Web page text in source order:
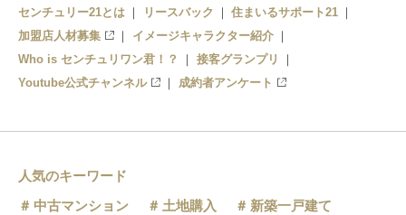
センチュリー21とは
リースバック
住まいるサポート21
加盟店人材募集
イメージキャラクター紹介
Who is センチュリワン君！？
接客グランプリ
Youtube公式チャンネル
成約者アンケート
人気のキーワード
中古マンション
土地購入
新築一戸建て